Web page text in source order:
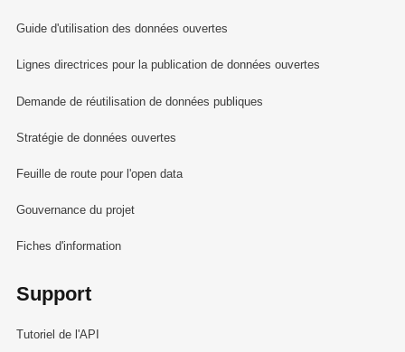
Guide d'utilisation des données ouvertes
Lignes directrices pour la publication de données ouvertes
Demande de réutilisation de données publiques
Stratégie de données ouvertes
Feuille de route pour l'open data
Gouvernance du projet
Fiches d'information
Support
Tutoriel de l'API